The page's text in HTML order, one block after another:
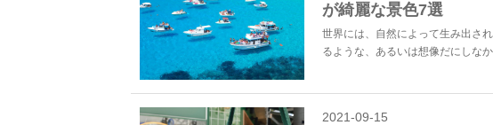
が綺麗な景色7選
世界には、自然によって生み出さ
るような、あるいは想像だにしな
2021-09-15